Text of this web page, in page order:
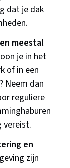
dat je dak
meestal
je in het
of in een
Neem dan
reguliere
vereist.
en
zijn